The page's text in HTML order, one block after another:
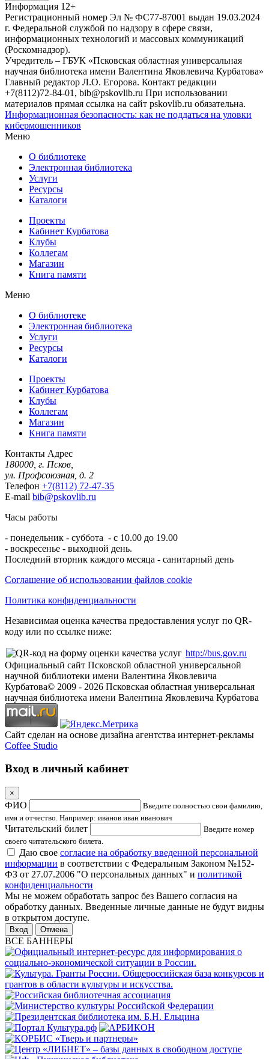
Информация 12+
Регистрационный номер Эл № ФС77-87001 выдан 19.03.2024
г. Федеральной службой по надзору в сфере связи,
информационных технологий и массовых коммуникаций
(Роскомнадзор).
Учредитель – ГБУК «Псковская областная универсальная
научная библиотека имени Валентина Яковлевича Курбатова»
Главный редактор Л.О. Егорова. Контакт редакции
+7(8112)72-84-01, bib@pskovlib.ru При использовании
материалов прямая ссылка на сайт pskovlib.ru обязательна.
Информационная безопасность: как не поддаться на уловки
кибермошенников
Меню
О библиотеке
Электронная библиотека
Услуги
Ресурсы
Каталоги
Проекты
Кабинет Курбатова
Клубы
Коллегам
Магазин
Книга памяти
Меню
О библиотеке
Электронная библиотека
Услуги
Ресурсы
Каталоги
Проекты
Кабинет Курбатова
Клубы
Коллегам
Магазин
Книга памяти
Контакты Адрес
180000, г. Псков,
ул. Профсоюзная, д. 2
Телефон +7(8112) 72-47-35
E-mail bib@pskovlib.ru
Часы работы
- понедельник - суббота - с 10.00 до 19.00
- воскресенье - выходной день.
Последний вторник каждого месяца - санитарный день
Соглашение об использовании файлов cookie
Политика конфиденциальности
Независимая оценка качества предоставления услуг по QR-
коду или по ссылке ниже:
http://bus.gov.ru
Официальный сайт Псковской областной универсальной
научной библиотеки имени Валентина Яковлевича
Курбатова© 2009 - 2026 Псковская областная универсальная
научная библиотека имени Валентина Яковлевича Курбатова
Сайт сделан на основе дизайна агентства интернет-рекламы
Coffee Studio
Вход в личный кабинет
×
ФИО
Введите полностью свои фамилию,
имя и отчество. Например: иванов иван иванович
Читательский билет
Введите номер
своего читательского билета.
Даю свое согласие на обработку введенной персональной
информации в соответствии с Федеральным Законом №152-
ФЗ от 27.07.2006 "О персональных данных" и политикой
конфиденциальности
Мы не можем обработать запрос без Вашего согласия на
обработку данных. Введенные личные данные не будут видны
в открытом доступе.
Отмена
ВСЕ БАННЕРЫ